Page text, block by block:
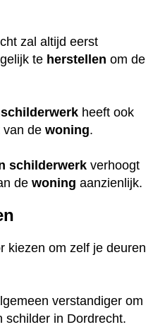
zal altijd eerst
te herstellen om de
heeft ook
van de woning.
schilderwerk verhoogt
de woning aanzienlijk.
kiezen om zelf je deuren
verstandiger om
schilder in Dordrecht.